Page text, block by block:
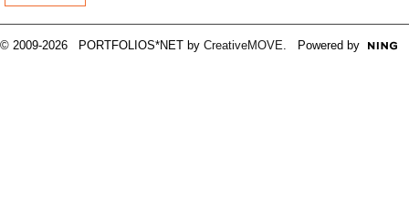
© 2009-2026 PORTFOLIOS*NET by CreativeMOVE . Powered by